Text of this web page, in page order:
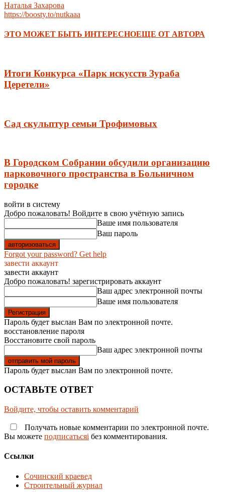
Наталья Захарова
https://boosty.to/nutkaaa
ЭТО МОЖЕТ БЫТЬ ИНТЕРЕСНОЕЩЕ ОТ АВТОРА
Итоги Конкурса «Парк искусств Зураба
Церетели»
Сад скульптур семьи Трофимовых
В Городском Собрании обсудили организацию
парковочного пространства в Больничном
городке
войти в систему
Добро пожаловать! Войдите в свою учётную запись
Ваше имя пользователя
Ваш пароль
Forgot your password? Get help
завести аккаунт
завести аккаунт
Добро пожаловать! зарегистрировать аккаунт
Ваш адрес электронной почты
Ваше имя пользователя
Пароль будет выслан Вам по электронной почте.
восстановление пароля
Восстановите свой пароль
Ваш адрес электронной почты
Пароль будет выслан Вам по электронной почте.
ОСТАВЬТЕ ОТВЕТ
Войдите, чтобы оставить комментарий
Получать новые комментарии по электронной почте.
Вы можете подписатьсяi без комментирования.
Ссылки
Сочинский краевед
Строительный журнал